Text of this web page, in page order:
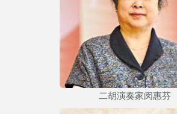
二胡演奏家闵惠芬